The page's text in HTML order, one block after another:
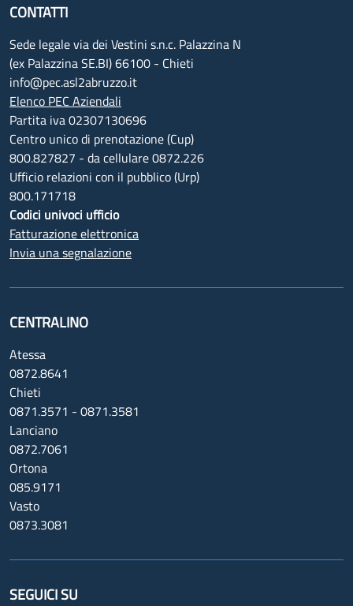
CONTATTI
Sede legale via dei Vestini s.n.c. Palazzina N
(ex Palazzina SE.BI) 66100 - Chieti
info@pec.asl2abruzzo.it
Elenco PEC Aziendali
Partita iva 02307130696
Centro unico di prenotazione (Cup)
800.827827 - da cellulare 0872.226
Ufficio relazioni con il pubblico (Urp)
800.171718
Codici univoci ufficio
Fatturazione elettronica
Invia una segnalazione
CENTRALINO
Atessa
0872.8641
Chieti
0871.3571 - 0871.3581
Lanciano
0872.7061
Ortona
085.9171
Vasto
0873.3081
SEGUICI SU